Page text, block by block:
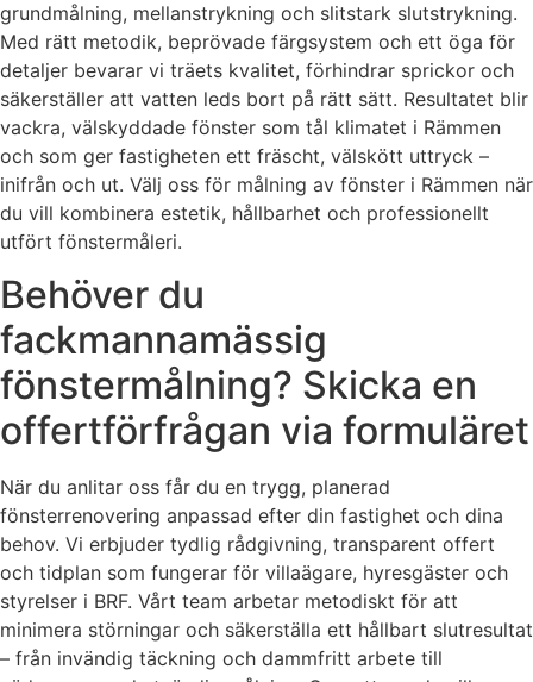
grundmålning, mellanstrykning och slitstark slutstrykning.
Med rätt metodik, beprövade färgsystem och ett öga för
detaljer bevarar vi träets kvalitet, förhindrar sprickor och
säkerställer att vatten leds bort på rätt sätt. Resultatet blir
vackra, välskyddade fönster som tål klimatet i Rämmen
och som ger fastigheten ett fräscht, välskött uttryck –
inifrån och ut. Välj oss för målning av fönster i Rämmen när
du vill kombinera estetik, hållbarhet och professionellt
utfört fönstermåleri.
Behöver du
fackmannamässig
fönstermålning? Skicka en
offertförfrågan via formuläret
När du anlitar oss får du en trygg, planerad
fönsterrenovering anpassad efter din fastighet och dina
behov. Vi erbjuder tydlig rådgivning, transparent offert
och tidplan som fungerar för villaägare, hyresgäster och
styrelser i BRF. Vårt team arbetar metodiskt för att
minimera störningar och säkerställa ett hållbart slutresultat
– från invändig täckning och dammfritt arbete till